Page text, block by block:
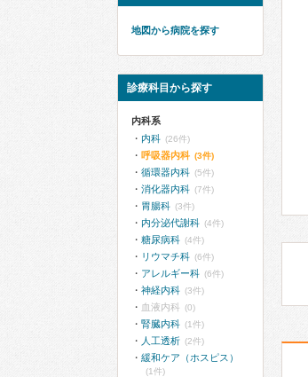
地図から病院を探す
診療科目から探す
内科系
内科 (26件)
呼吸器内科 (3件)
循環器内科 (5件)
消化器内科 (7件)
胃腸科 (3件)
内分泌代謝科 (4件)
糖尿病科 (4件)
リウマチ科 (6件)
アレルギー科 (6件)
神経内科 (3件)
血液内科 (0)
腎臓内科 (1件)
人工透析 (2件)
緩和ケア（ホスピス）
(1件)